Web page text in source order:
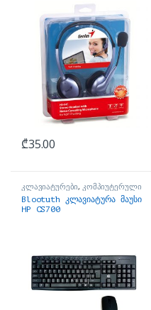
₾35.00
კლავიატურები, კომპიუტერული
აქსესუარები
Blootuth კლავიატურა მაუსი
HP CS700